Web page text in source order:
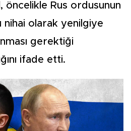
öncelikle Rus ordusunun
nihai olarak yenilgiye
gerektiği
ifade etti.